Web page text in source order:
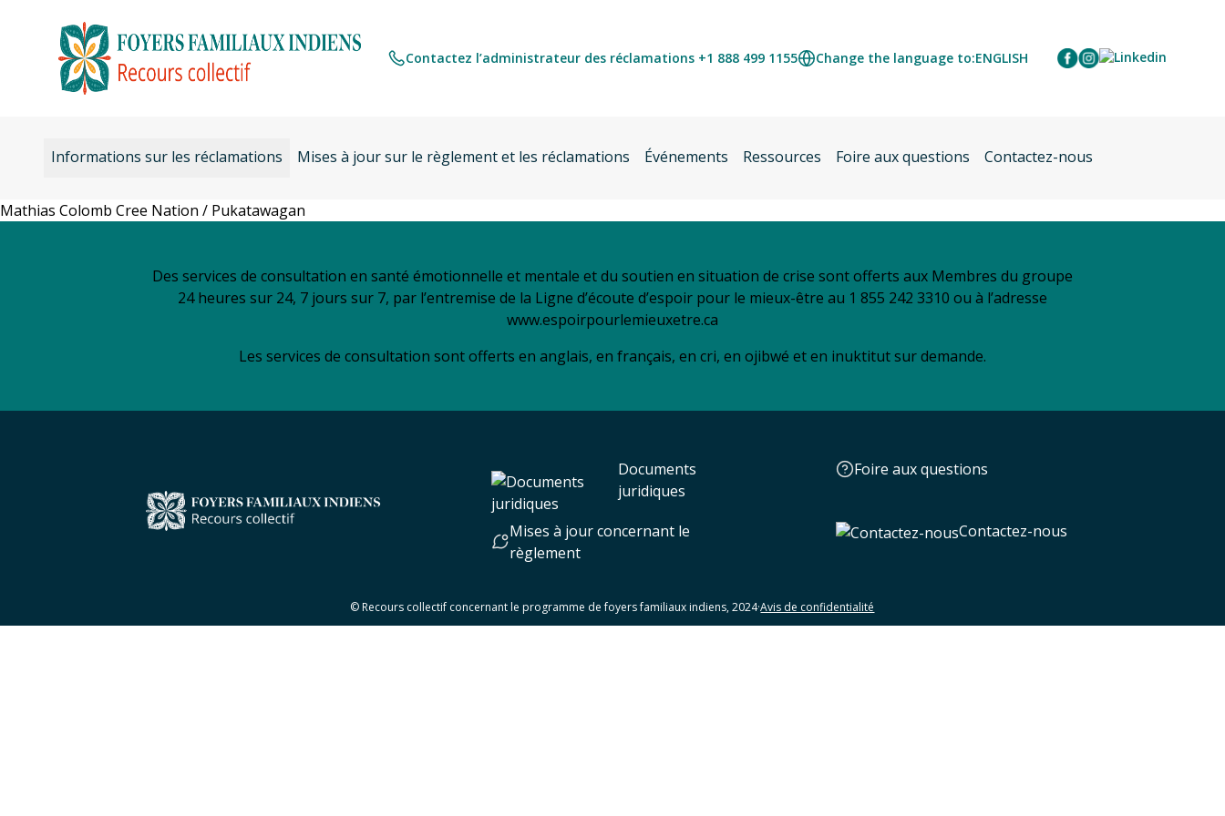
Contactez l’administrateur des réclamations +1 888 499 1155 Change the language to:ENGLISH
Informations sur les réclamations Mises à jour sur le règlement et les réclamations Événements Ressources Foire aux questions Contactez-nous
Mathias Colomb Cree Nation / Pukatawagan
Des services de consultation en santé émotionnelle et mentale et du soutien en situation de crise sont offerts aux Membres du groupe
24 heures sur 24, 7 jours sur 7, par l’entremise de la Ligne d’écoute d’espoir pour le mieux-être au 1 855 242 3310 ou à l’adresse
www.espoirpourlemieuxetre.ca
Les services de consultation sont offerts en anglais, en français, en cri, en ojibwé et en inuktitut sur demande.
Documents
juridiques
Foire aux questions
Mises à jour concernant le
règlement
Contactez-nous
© Recours collectif concernant le programme de foyers familiaux indiens, 2024·Avis de confidentialité